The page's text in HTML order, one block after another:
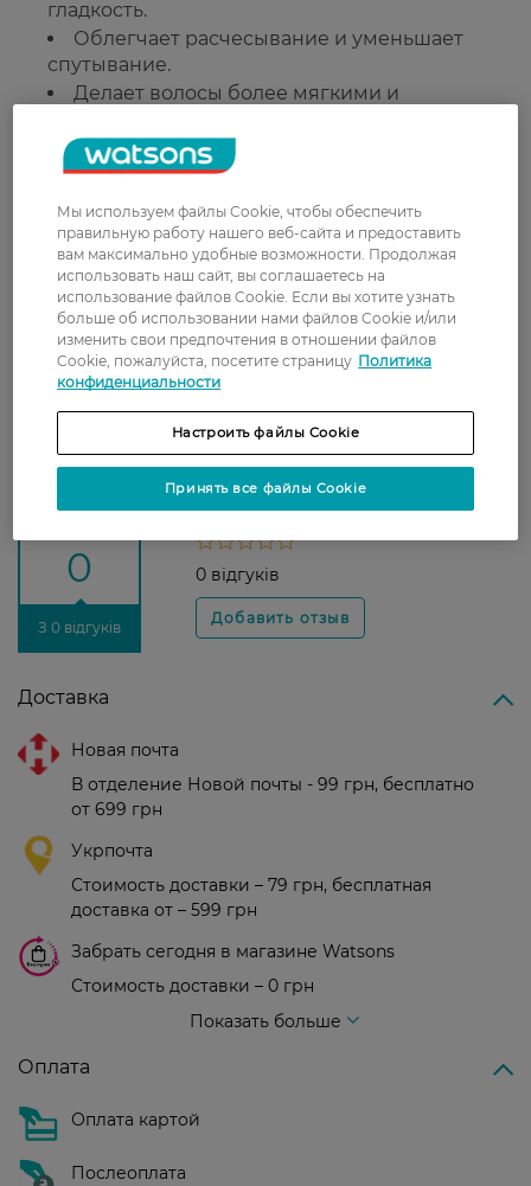
гладкость.
Облегчает расчесывание и уменьшает
спутывание.
Делает волосы более мягкими и
Не содержит силиконов.
Подходит для регулярного
использования.
Подходит для:
Волос, нуждающихся в дополнительном
увлажнении и питании.
Ежедневного ухода для поддержания
гладкости, мягкости и блеска волос.
Страна-производитель:
Германия
Рейтинг и отзывы
0
З 0 відгуків
0 відгуків
Доставка
Новая почта
В отделение Новой почты - 99 грн, бесплатно
от 699 грн
Укрпочта
Стоимость доставки – 79 грн, бесплатная
доставка от – 599 грн
Забрать сегодня в магазине Watsons
Стоимость доставки – 0 грн
Показать больше
Оплата
Оплата картой
Послеоплата
Мы используем файлы Cookie, чтобы обеспечить
правильную работу нашего веб-сайта и предоставить
вам максимально удобные возможности. Продолжая
использовать наш сайт, вы соглашаетесь на
использование файлов Cookie. Если вы хотите узнать
больше об использовании нами файлов Cookie и/или
изменить свои предпочтения в отношении файлов
Cookie, пожалуйста, посетите страницу Политика
конфиденциальности
Настроить файлы Cookie
Принять все файлы Cookie